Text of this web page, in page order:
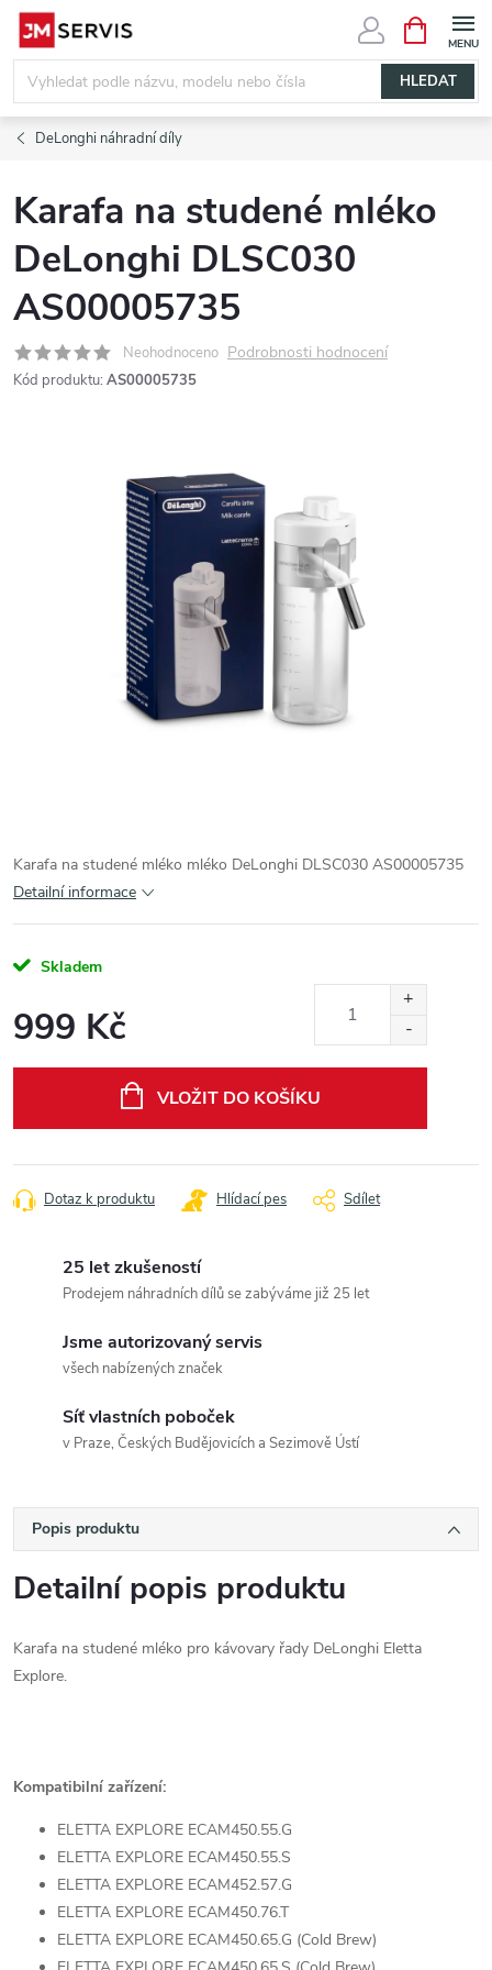
Přejít
obsah
HLEDAT
NÁKUPNÍ
KOŠÍK
DeLonghi náhradní díly
Karafa na studené mléko
DeLonghi DLSC030
AS00005735
Neohodnoceno Podrobnosti hodnocení
Kód produktu: AS00005735
Karafa na studené mléko mléko DeLonghi DLSC030 AS00005735
Detailní informace
Skladem
999 Kč
VLOŽIT DO KOŠÍKU
Dotaz k produktu Hlídací pes Sdílet
25 let zkušeností
Prodejem náhradních dílů se zabýváme již 25 let
Jsme autorizovaný servis
všech nabízených značek
Síť vlastních poboček
v Praze, Českých Budějovicích a Sezimově Ústí
Popis produktu
Detailní popis produktu
Karafa na studené mléko pro kávovary řady DeLonghi Eletta
Explore.
Kompatibilní zařízení:
ELETTA EXPLORE ECAM450.55.G
ELETTA EXPLORE ECAM450.55.S
ELETTA EXPLORE ECAM452.57.G
ELETTA EXPLORE ECAM450.76.T
ELETTA EXPLORE ECAM450.65.G (Cold Brew)